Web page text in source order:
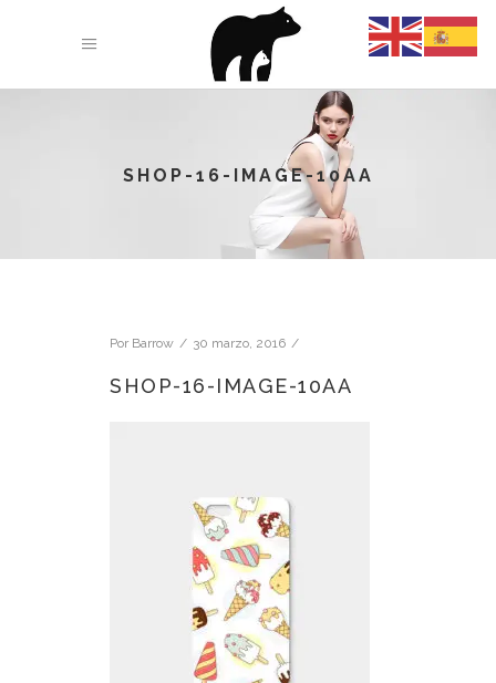
SHOP-16-IMAGE-10AA
Por Barrow 30 marzo, 2016
SHOP-16-IMAGE-10AA